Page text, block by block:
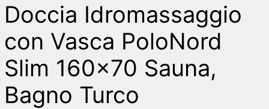
Doccia Idromassaggio
con Vasca PoloNord
Slim 160x70 Sauna,
Bagno Turco